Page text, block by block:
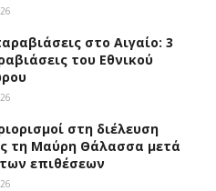
στο Αιγαίο: 3
του Εθνικού
στη διέλευση
τη Μαύρη Θάλασσα μετά
επιθέσεων